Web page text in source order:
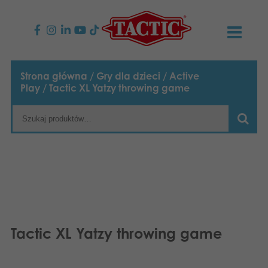
PRODUKTY
Gry dla dzieci
Gry rodzinne
AKTUALNOŚCI
TACTIC
Strona główna / Gry dla dzieci / Active
Play / Tactic XL Yatzy throwing game
Tactic XL Yatzy throwing game